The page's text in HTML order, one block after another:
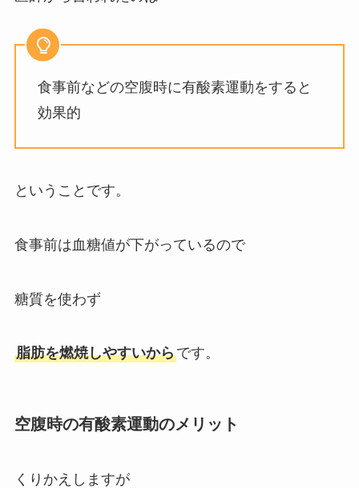
食事前などの空腹時に有酸素運動をすると
効果的
ということです。
食事前は血糖値が下がっているので
糖質を使わず
脂肪を燃焼しやすいからです。
空腹時の有酸素運動のメリット
くりかえしますが